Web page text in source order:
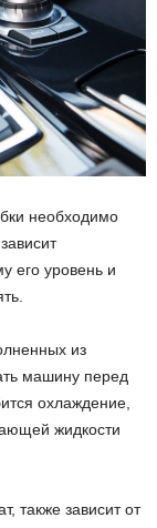
необходимо
его уровень и
из
машину перед
охлаждение,
жидкости
также зависит от